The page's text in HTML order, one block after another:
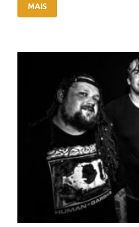
MAIS